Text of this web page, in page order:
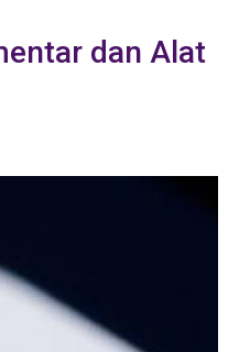
dan Alat